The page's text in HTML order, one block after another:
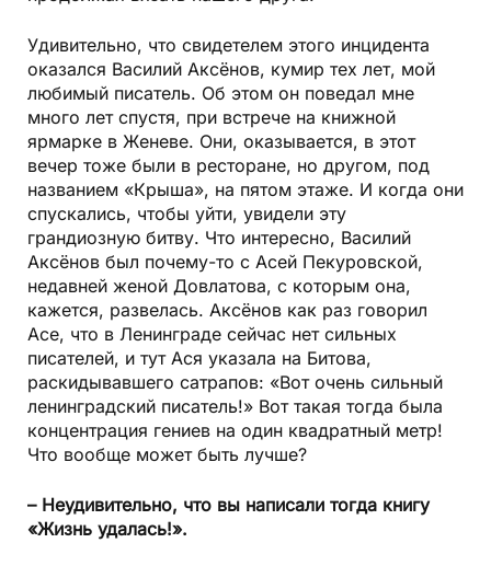
Удивительно, что свидетелем этого инцидента
оказался Василий Аксёнов, кумир тех лет, мой
любимый писатель. Об этом он поведал мне
много лет спустя, при встрече на книжной
ярмарке в Женеве. Они, оказывается, в этот
вечер тоже были в ресторане, но другом, под
названием «Крыша», на пятом этаже. И когда они
спускались, чтобы уйти, увидели эту
грандиозную битву. Что интересно, Василий
Аксёнов был почему-то с Асей Пекуровской,
недавней женой Довлатова, с которым она,
кажется, развелась. Аксёнов как раз говорил
Асе, что в Ленинграде сейчас нет сильных
писателей, и тут Ася указала на Битова,
раскидывавшего сатрапов: «Вот очень сильный
ленинградский писатель!» Вот такая тогда была
концентрация гениев на один квадратный метр!
Что вообще может быть лучше?
– Неудивительно, что вы написали тогда книгу
«Жизнь удалась!».